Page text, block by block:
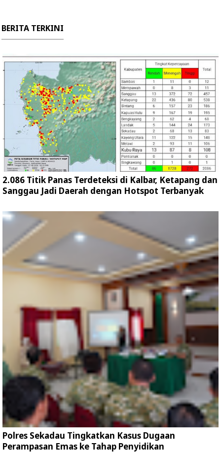
BERITA TERKINI
2.086 Titik Panas Terdeteksi di Kalbar, Ketapang dan
Sanggau Jadi Daerah dengan Hotspot Terbanyak
Polres Sekadau Tingkatkan Kasus Dugaan
Perampasan Emas ke Tahap Penyidikan